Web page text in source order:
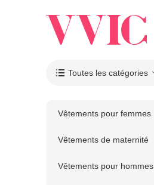
 Toutes les catégories
Vêtements pour femmes
Vêtements de maternité
Vêtements pour hommes